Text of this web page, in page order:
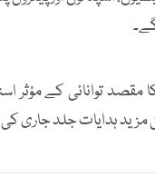
توانائی کے مؤثر
ہدایات جلد جاری